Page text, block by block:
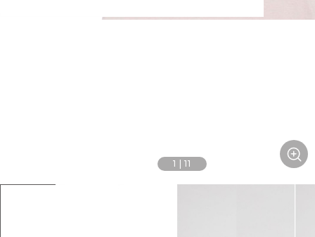
1 |11